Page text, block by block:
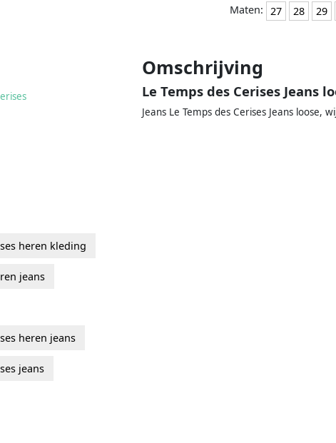
Maten:
27 28 29
Omschrijving
Le Temps des Cerises Jeans
Jeans Le Temps des Cerises Jeans loose,
heren kleding
jeans
heren jeans
jeans